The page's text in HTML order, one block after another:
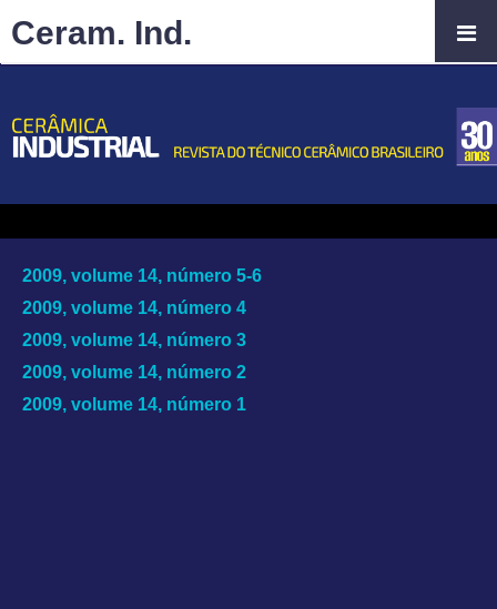
2009, volume 14, número 5-6
2009, volume 14, número 4
2009, volume 14, número 3
2009, volume 14, número 2
2009, volume 14, número 1
Ceram. Ind.